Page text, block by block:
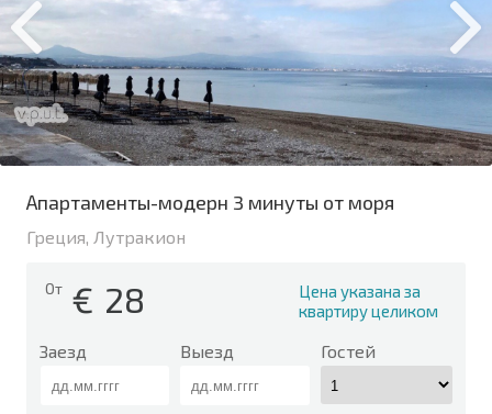
Апартаменты-модерн 3 минуты от моря
Греция, Лутракион
От € 28
Цена указана за
квартиру целиком
Заезд Выезд Гостей